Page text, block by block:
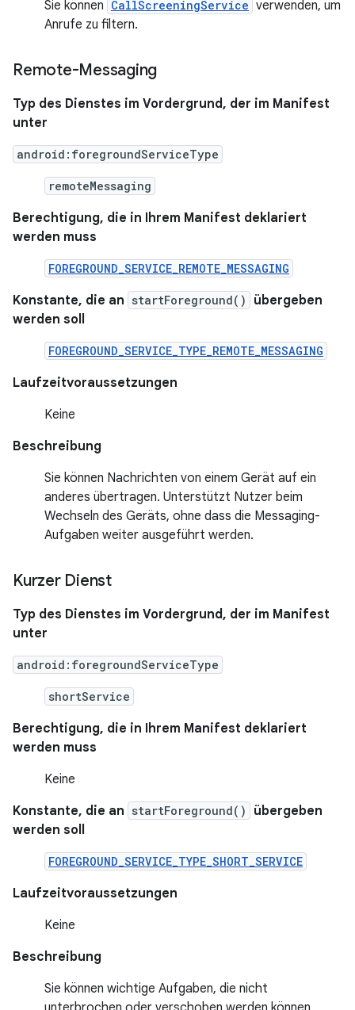
Sie können CallScreeningService verwenden, um
Anrufe zu filtern.
Remote-Messaging
Typ des Dienstes im Vordergrund, der im Manifest
unter
android:foregroundServiceType
remoteMessaging
Berechtigung, die in Ihrem Manifest deklariert
werden muss
FOREGROUND_SERVICE_REMOTE_MESSAGING
Konstante, die an startForeground()
übergeben
werden soll
FOREGROUND_SERVICE_TYPE_REMOTE_MESSAGING
Laufzeitvoraussetzungen
Keine
Beschreibung
Sie können Nachrichten von einem Gerät auf ein
anderes übertragen. Unterstützt Nutzer beim
Wechseln des Geräts, ohne dass die Messaging-
Aufgaben weiter ausgeführt werden.
Kurzer Dienst
Typ des Dienstes im Vordergrund, der im Manifest
unter
android:foregroundServiceType
shortService
Berechtigung, die in Ihrem Manifest deklariert
werden muss
Keine
Konstante, die an startForeground()
übergeben
werden soll
FOREGROUND_SERVICE_TYPE_SHORT_SERVICE
Laufzeitvoraussetzungen
Keine
Beschreibung
Sie können wichtige Aufgaben, die nicht